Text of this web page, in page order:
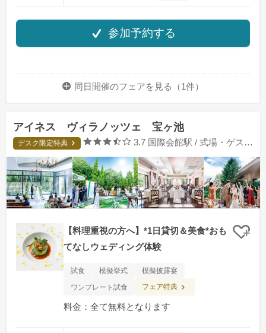
参加予約する
同日開催のフェアを 見る（1件）
アイネス ヴィラノッツェ 宝ヶ池
デスク限定特典 口コミ評価
3.7 国際会館駅 / 式場・ゲストハウス
【料理重視の方へ】*1日貸切＆美食*おも
てなしウェディング体験
クリ
試食 模擬挙式
模擬披露宴
ワンプレート試食
フェア特典
料金：全て無料となります